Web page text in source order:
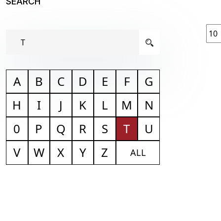
A B C D E F
G
H
I J K L M
N
0
P Q R S T
U
V
W X Y Z ALL